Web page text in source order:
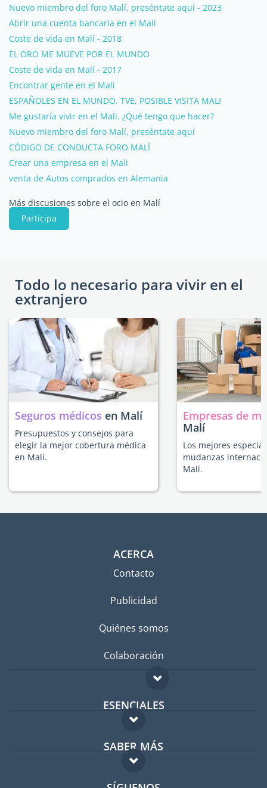
Nuevo miembro del foro Malí, preséntate aquí - 2023
Abrir una cuenta bancaria en el Mali
Coste de vida en Malí - 2018
EL ORO ME MUEVE POR EL MUNDO
Coste de vida en Malí - 2017
Encontrar gente en el Mali
ESPAÑOLES EN EL MUNDO. TVE, POSIBLE VISITA MALI
Me gustaría vivir en el Mali. ¿Qué tengo que hacer?
Nuevo miembro del foro Malí, preséntate aquí
CÓDIGO DE CONDUCTA FORO MALÍ
Crear una empresa en el Mali
venta de Autos comprados en Alemania
Más discusiones sobre el ocio en Malí
Participa
Todo lo necesario para vivir en el
extranjero
Seguros médicos en Malí
Presupuestos y consejos para
elegir la mejor cobertura médica
en Malí.
Empresas de
Malí
Los mejores
mudanzas
Malí.
ACERCA
Contacto
Publicidad
Quiénes somos
Colaboración
ESENCIALES
Foro para expatriados
Guía para expatriados
Trabajos en el extranjero
SABER MÁS
FAQ